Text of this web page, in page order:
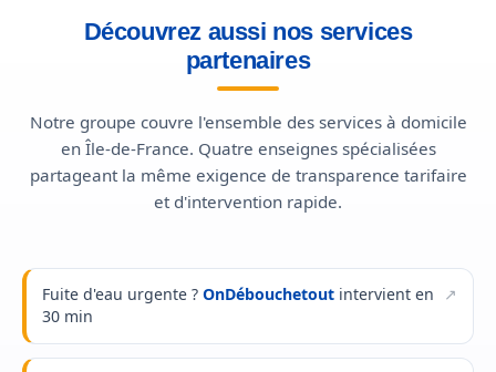
Découvrez aussi nos services
partenaires
Notre groupe couvre l'ensemble des services à domicile
en Île-de-France. Quatre enseignes spécialisées
partageant la même exigence de transparence tarifaire
et d'intervention rapide.
Fuite d'eau urgente ? OnDébouchetoutintervient en
30 min